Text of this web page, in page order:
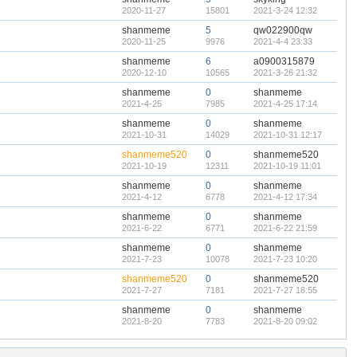
2020-11-27 15801 2021-3-24 12:32
shanmeme
2020-11-25
5
9976
qw022900qw
2021-4-4 23:33
shanmeme
2020-12-10
6
10565
a0900315879
2021-3-26 21:32
shanmeme
2021-4-25
0
7985
shanmeme
2021-4-25 17:14
shanmeme
2021-10-31
0
14029
shanmeme
2021-10-31 12:17
shanmeme520
2021-10-19
0
12311
shanmeme520
2021-10-19 11:01
shanmeme
2021-4-12
0
6778
shanmeme
2021-4-12 17:34
shanmeme
2021-6-22
0
6771
shanmeme
2021-6-22 21:59
shanmeme
2021-7-23
0
10078
shanmeme
2021-7-23 10:20
shanmeme520
2021-7-27
0
7181
shanmeme520
2021-7-27 18:55
shanmeme
2021-8-20
0
7783
shanmeme
2021-8-20 09:02